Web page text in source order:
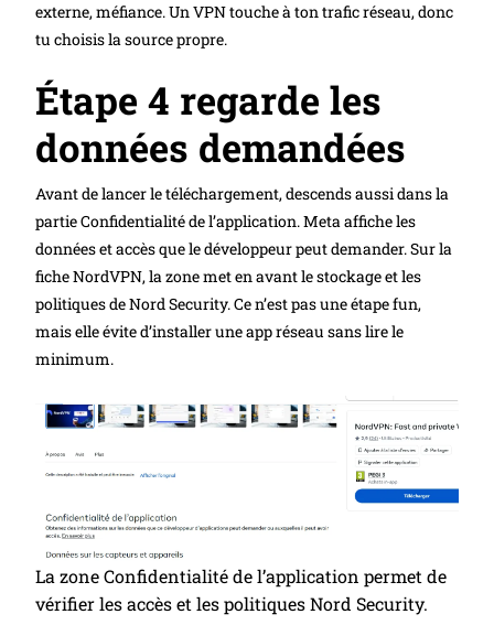
externe, méfiance. Un VPN touche à ton trafic réseau, donc
tu choisis la source propre.
Étape 4 regarde les
données demandées
Avant de lancer le téléchargement, descends aussi dans la
partie Confidentialité de l’application. Meta affiche les
données et accès que le développeur peut demander. Sur la
fiche NordVPN, la zone met en avant le stockage et les
politiques de Nord Security. Ce n’est pas une étape fun,
mais elle évite d’installer une app réseau sans lire le
minimum.
La zone Confidentialité de l’application permet de
vérifier les accès et les politiques Nord Security.